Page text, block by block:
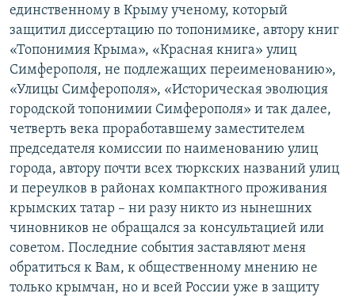
единственному в Крыму ученому, который
защитил диссертацию по топонимике, автору книг
«Топонимия Крыма», «Красная книга» улиц
Симферополя, не подлежащих переименованию»,
«Улицы Симферополя», «Историческая эволюция
городской топонимии Симферополя» и так далее,
четверть века проработавшему заместителем
председателя комиссии по наименованию улиц
города, автору почти всех тюркских названий улиц
и переулков в районах компактного проживания
крымских татар – ни разу никто из нынешних
чиновников не обращался за консультацией или
советом. Последние события заставляют меня
обратиться к Вам, к общественному мнению не
только крымчан, но и всей России уже в защиту